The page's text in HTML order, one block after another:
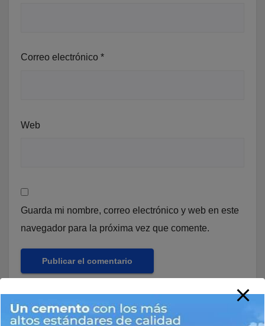
Correo electrónico *
Web
Guarda mi nombre, correo electrónico y web en este
navegador para la próxima vez que comente.